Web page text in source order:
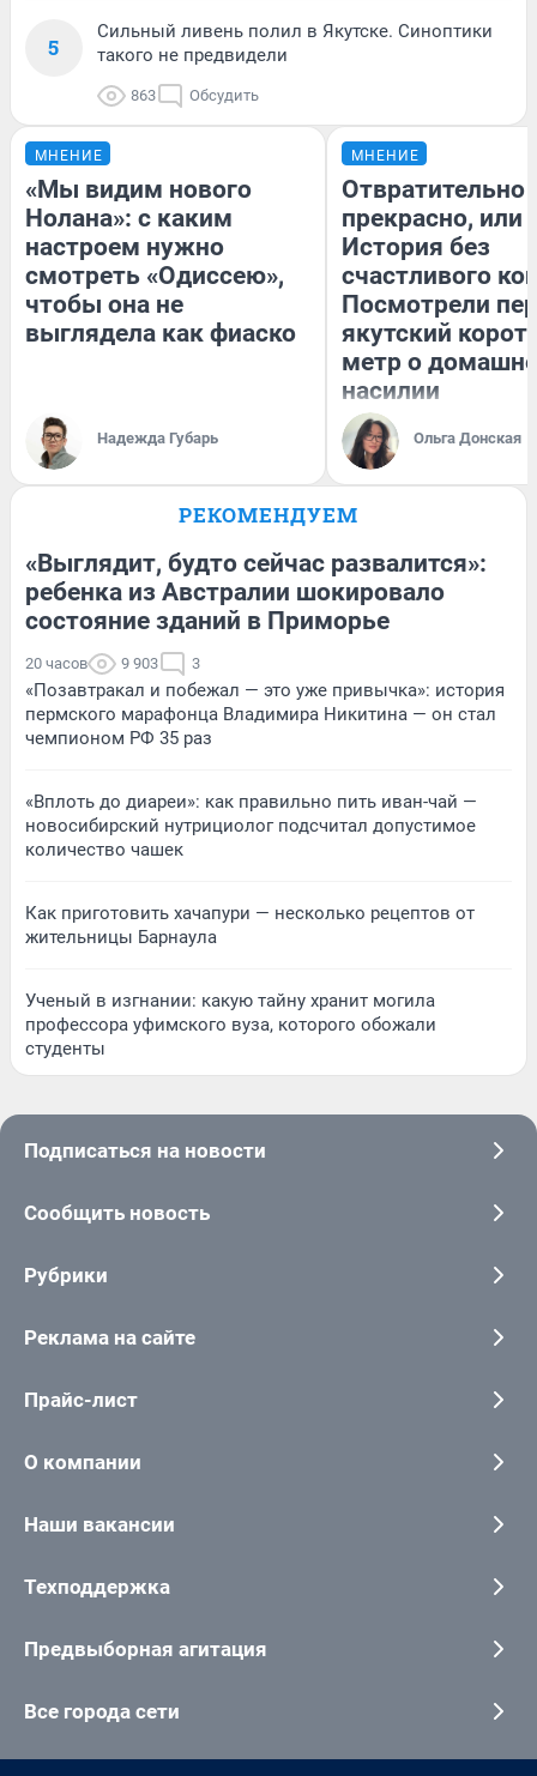
5
Сильный ливень полил в Якутске. Синоптики
такого не предвидели
863 Обсудить
МНЕНИЕ
«Мы видим нового
Нолана»: с каким
настроем нужно
смотреть «Одиссею»,
чтобы она не
выглядела как фиаско
Надежда Губарь
МНЕНИЕ
Отвратительно
прекрасно, или
История без
счастливого
Посмотрели
якутский
метр о
насилии
Ольга Донская
РЕКОМЕНДУЕМ
«Выглядит, будто сейчас развалится»:
ребенка из Австралии шокировало
состояние зданий в Приморье
20 часов 9 903 3
«Позавтракал и побежал — это уже привычка»: история
пермского марафонца Владимира Никитина — он стал
чемпионом РФ 35 раз
«Вплоть до диареи»: как правильно пить иван-чай —
новосибирский нутрициолог подсчитал допустимое
количество чашек
Как приготовить хачапури — несколько рецептов от
жительницы Барнаула
Ученый в изгнании: какую тайну хранит могила
профессора уфимского вуза, которого обожали
студенты
Подписаться на новости
Сообщить новость
Рубрики
Реклама на сайте
Прайс-лист
О компании
Наши вакансии
Техподдержка
Предвыборная агитация
Все города сети